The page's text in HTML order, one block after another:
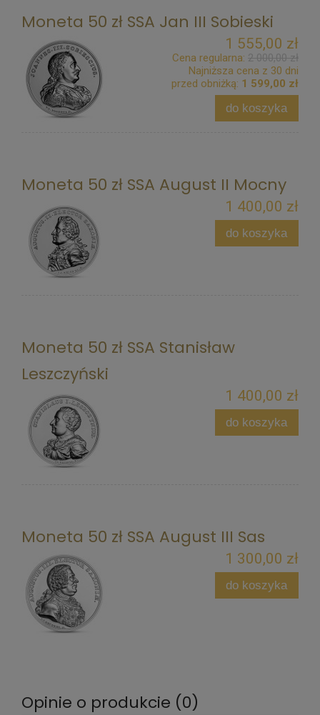
Moneta 50 zł SSA Jan III Sobieski
1 555,00 zł
Cena regularna: 2 000,00 zł
Najniższa cena z 30 dni
przed obniżką: 1 599,00 zł
do koszyka
Moneta 50 zł SSA August II Mocny
1 400,00 zł
do koszyka
Moneta 50 zł SSA Stanisław
Leszczyński
1 400,00 zł
do koszyka
Moneta 50 zł SSA August III Sas
1 300,00 zł
do koszyka
Opinie o produkcie (0)